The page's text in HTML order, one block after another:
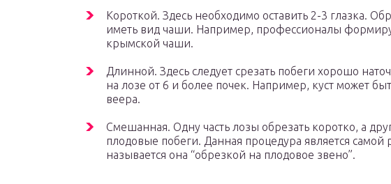
Короткой. Здесь необходимо оставить 2-3 глазка.
иметь вид чаши. Например, профессионалы
крымской чаши.
Длинной. Здесь следует срезать побеги хорошо
на лозе от 6 и более почек. Например, куст может
веера.
Смешанная. Одну часть лозы обрезать коротко, а
плодовые побеги. Данная процедура является самой
называется она “обрезкой на плодовое звено”.